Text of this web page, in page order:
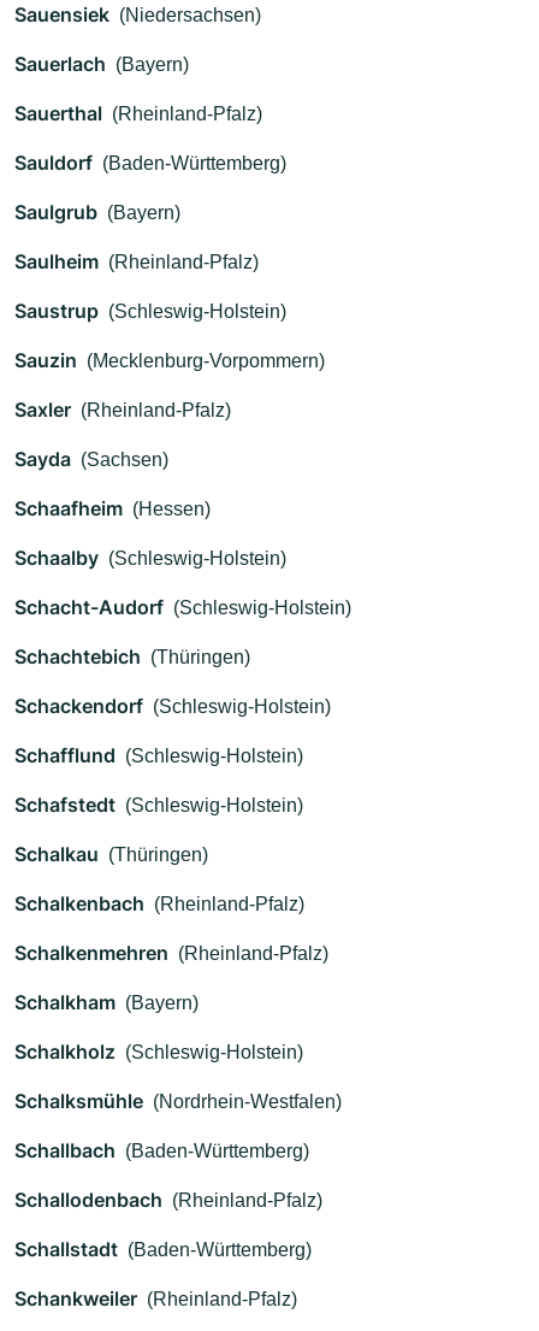
Sauensiek (Niedersachsen)
Sauerlach (Bayern)
Sauerthal (Rheinland-Pfalz)
Sauldorf (Baden-Württemberg)
Saulgrub (Bayern)
Saulheim (Rheinland-Pfalz)
Saustrup (Schleswig-Holstein)
Sauzin (Mecklenburg-Vorpommern)
Saxler (Rheinland-Pfalz)
Sayda (Sachsen)
Schaafheim (Hessen)
Schaalby (Schleswig-Holstein)
Schacht-Audorf (Schleswig-Holstein)
Schachtebich (Thüringen)
Schackendorf (Schleswig-Holstein)
Schafflund (Schleswig-Holstein)
Schafstedt (Schleswig-Holstein)
Schalkau (Thüringen)
Schalkenbach (Rheinland-Pfalz)
Schalkenmehren (Rheinland-Pfalz)
Schalkham (Bayern)
Schalkholz (Schleswig-Holstein)
Schalksmühle (Nordrhein-Westfalen)
Schallbach (Baden-Württemberg)
Schallodenbach (Rheinland-Pfalz)
Schallstadt (Baden-Württemberg)
Schankweiler (Rheinland-Pfalz)